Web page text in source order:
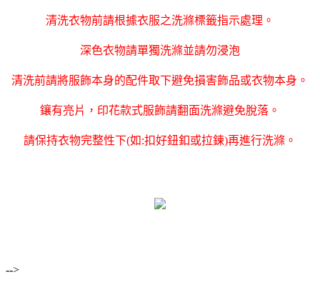
清洗衣物前請根據衣服之洗滌標籤指示處理。
深色衣物請單獨洗滌並請勿浸泡
清洗前請將服飾本身的配件取下避免損害飾品或衣物本身。
鑲有亮片，印花款式服飾請翻面洗滌避免脫落。
請保持衣物完整性下(如:扣好鈕釦或拉鍊)再進行洗滌。
-->